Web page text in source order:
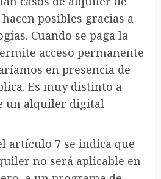
posibles gracias a
Cuando se paga la
acceso permanente
en presencia de
Es muy distinto a
un alquiler digital
artículo 7 se indica que
no será aplicable en